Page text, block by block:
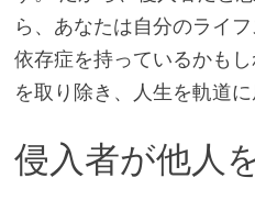
ら、あなたは自分のライ
依存症を持っているかも
を取り除き、人生を軌道に
侵入者が他人